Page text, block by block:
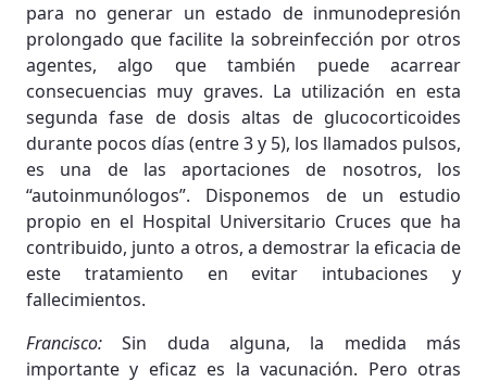
para no generar un estado de inmunodepresión
prolongado que facilite la sobreinfección por otros
agentes, algo que también puede acarrear
consecuencias muy graves. La utilización en esta
segunda fase de dosis altas de glucocorticoides
durante pocos días (entre 3 y 5), los llamados pulsos,
es una de las aportaciones de nosotros, los
“autoinmunólogos”. Disponemos de un estudio
propio en el Hospital Universitario Cruces que ha
contribuido, junto a otros, a demostrar la eficacia de
este tratamiento en evitar intubaciones y
fallecimientos.
Francisco: Sin duda alguna, la medida más
importante y eficaz es la vacunación. Pero otras